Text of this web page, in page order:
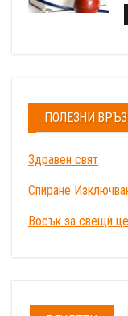
ПОЛЕЗНИ
Здравен свят
Спиране
Восък за свещи